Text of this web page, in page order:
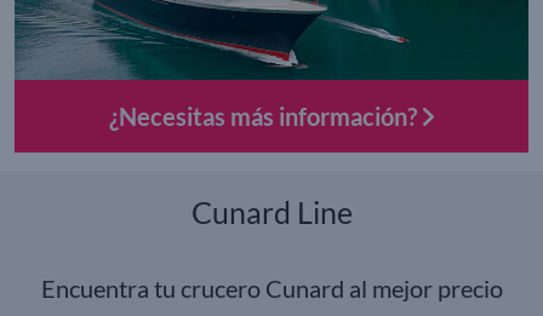
¿Necesitas más información?
Cunard Line
Encuentra tu crucero Cunard al mejor precio